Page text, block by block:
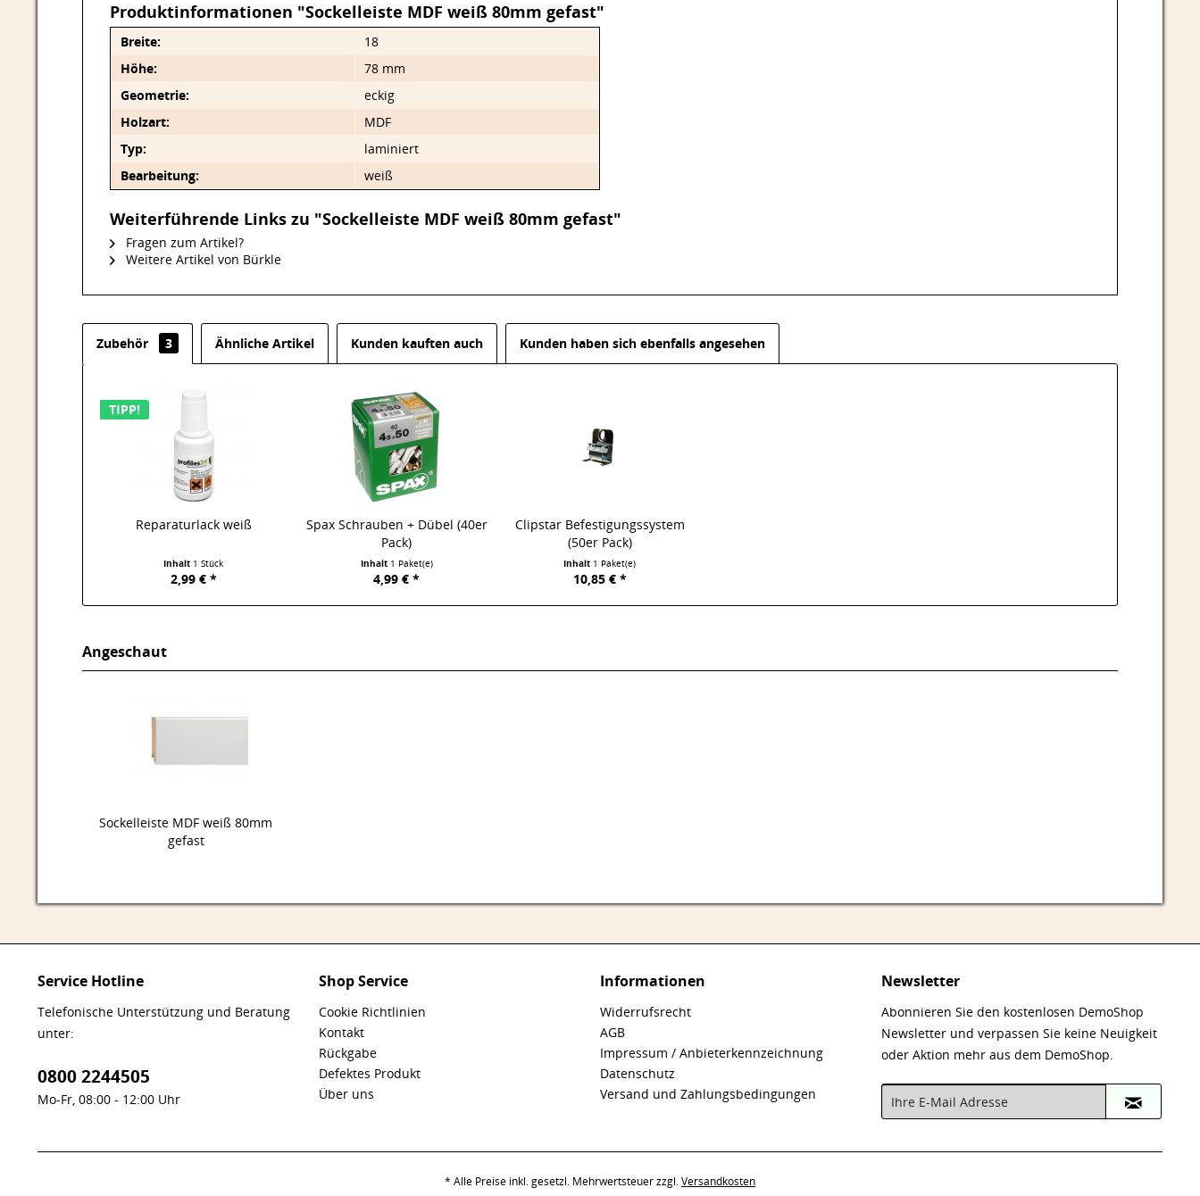
Produktinformationen "Sockelleiste MDF weiß 80mm gefast"
Breite:
18
Höhe:
78 mm
Geometrie:
eckig
Holzart:
MDF
Typ:
laminiert
Bearbeitung:
weiß
Weiterführende Links zu "Sockelleiste MDF weiß 80mm gefast"
Fragen zum Artikel?
Weitere Artikel von Bürkle
Zubehör 3 Ähnliche Artikel Kunden kauften auch Kunden haben sich ebenfalls angesehen
TIPP!
Reparaturlack weiß
Inhalt 1 Stück
2,99 € *
Spax Schrauben + Dübel (40er
Pack)
Inhalt 1 Paket(e)
4,99 € *
Clipstar Befestigungssystem
(50er Pack)
Inhalt 1 Paket(e)
10,85 € *
Angeschaut
Sockelleiste MDF weiß 80mm
gefast
Service Hotline
Telefonische Unterstützung und Beratung
unter:
0800 2244505
Mo-Fr, 08:00 - 12:00 Uhr
Shop Service
Cookie Richtlinien
Kontakt
Rückgabe
Defektes Produkt
Über uns
Informationen
Widerrufsrecht
AGB
Impressum / Anbieterkennzeichnung
Datenschutz
Versand und Zahlungsbedingungen
Newsletter
Abonnieren Sie den kostenlosen DemoShop
Newsletter und verpassen Sie keine Neuigkeit
oder Aktion mehr aus dem DemoShop.
* Alle Preise inkl. gesetzl. Mehrwertsteuer zzgl.Versandkosten